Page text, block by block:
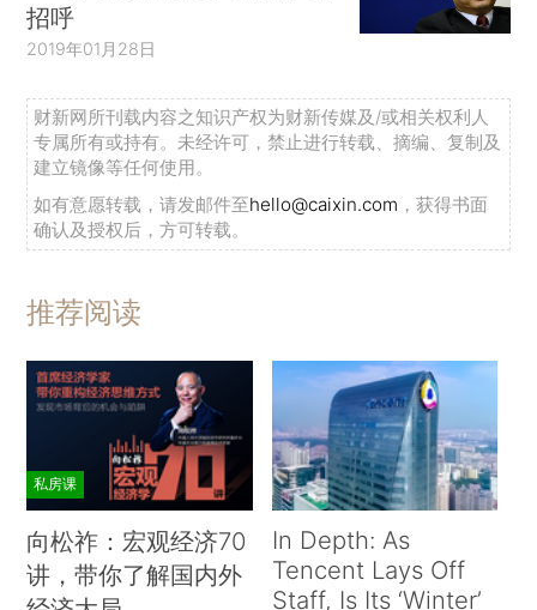
招呼
2019年01月28日
财新网所刊载内容之知识产权为财新传媒及/或相关权利人
专属所有或持有。未经许可，禁止进行转载、摘编、复制及
建立镜像等任何使用。
如有意愿转载，请发邮件至hello@caixin.com ，获得书面
确认及授权后，方可转载。
推荐阅读
私房课
向松祚：宏观经济70
讲，带你了解国内外
In Depth: As
Tencent Lays Off
Staff, Is Its ‘Winter’